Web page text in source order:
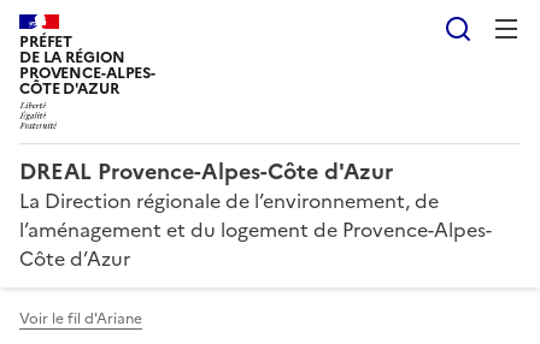
PRÉFET
DE LA RÉGION
PROVENCE-ALPES-
CÔTE D'AZUR
DREAL Provence-Alpes-Côte d'Azur
La Direction régionale de l’environnement, de
l’aménagement et du logement de Provence-Alpes-
Côte d’Azur
Voir le fil d'Ariane